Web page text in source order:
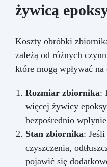
żywicą
Koszty obróbki
zależą od różnych
które mogą wpływać na
Rozmiar zbiornika:
więcej żywicy
bezpośrednio
Stan zbiornika:
czyszczenia,
pojawić się